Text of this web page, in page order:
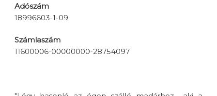
Adószám
18996603-1-09
Számlaszám
11600006-00000000-28754097